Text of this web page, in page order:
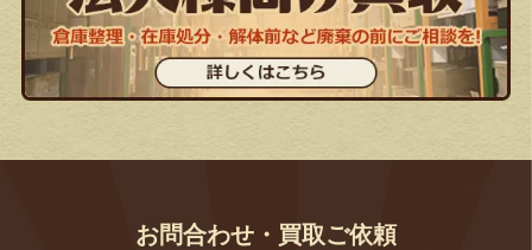
お問合わせ・買取ご依頼